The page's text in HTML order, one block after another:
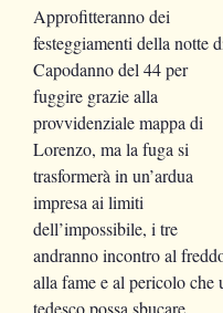
Approfitteranno dei
festeggiamenti della notte
Capodanno del 44 per
fuggire grazie alla
provvidenziale mappa di
Lorenzo, ma la fuga si
trasformerà in un’ardua
impresa ai limiti
dell’impossibile, i tre
andranno incontro al
alla fame e al pericolo che
tedesco possa sbucare